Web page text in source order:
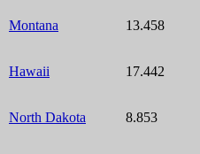
Montana 13.458
Hawaii 17.442
North Dakota 8.853